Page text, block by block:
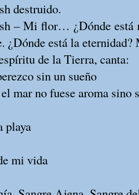
destruido.
– Mi flor… ¿Dónde está
¿Dónde está la
de la Tierra, canta:
sin un sueño
mar no fuese aroma sino
playa
mi vida